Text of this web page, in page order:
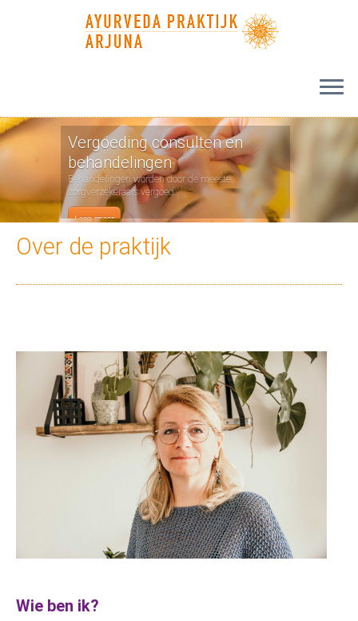
Vergoeding consulten en
behandelingen
Behandelingen worden door de meeste
zorgverzekeraars vergoed
Lees meer
Over de praktijk
Wie ben ik?